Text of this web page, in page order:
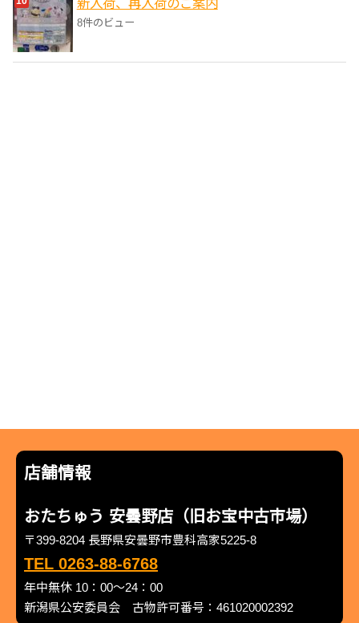
新入荷、再入荷のご案内
8件のビュー
店舗情報
おたちゅう 安曇野店（旧お宝中古市場）
〒399-8204 長野県安曇野市豊科高家5225-8
TEL 0263-88-6768
年中無休 10：00～24：00
新潟県公安委員会 古物許可番号：461020002392